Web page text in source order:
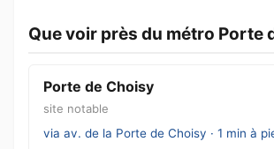
Que voir près du métro Porte
Porte de Choisy
site notable
via av. de la Porte de Choisy · 1 min à